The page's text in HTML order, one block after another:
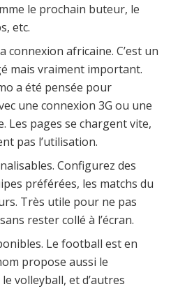
le prochain buteur, le
etc.
connexion africaine. C’est un
mais vraiment important.
a été pensée pour
une connexion 3G ou une
Les pages se chargent vite,
pas l’utilisation.
Configurez des
préférées, les matchs du
Très utile pour ne pas
rester collé à l’écran.
Le football est en
propose aussi le
volleyball, et d’autres